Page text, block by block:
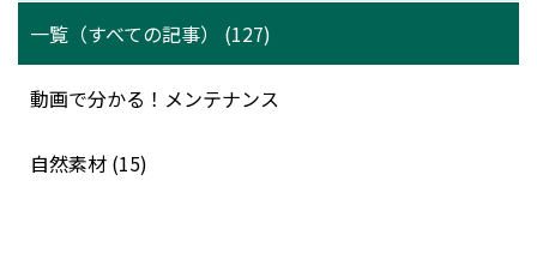
一覧（すべての記事） (127)
動画で分かる！メンテナンス
自然素材 (15)